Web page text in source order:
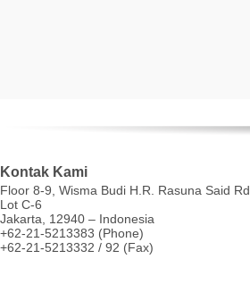
Kontak Kami
Floor 8-9, Wisma Budi H.R. Rasuna Said Rd.
Lot C-6
Jakarta, 12940 – Indonesia
+62-21-5213383 (Phone)
+62-21-5213332 / 92 (Fax)